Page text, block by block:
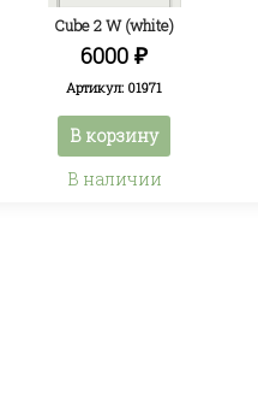
Cube 2 W (white)
6000₽
Артикул: 01971
В корзину
В наличии